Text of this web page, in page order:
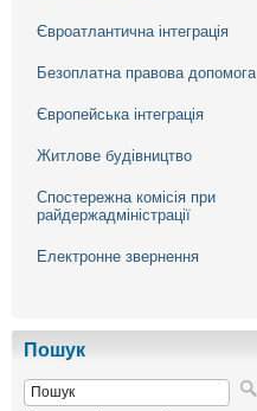
Євроатлантична інтеграція
Безоплатна правова допомога
Європейська інтеграція
Житлове будівництво
Спостережна комісія при
райдержадміністрації
Електронне звернення
Пошук